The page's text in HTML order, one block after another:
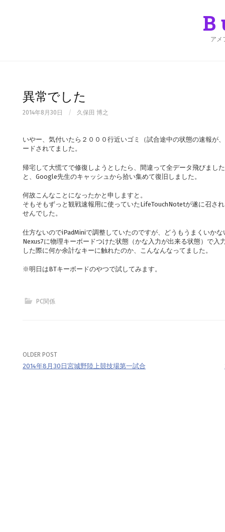
アメ
異常でした
2014年8月30日 / 久保田 博之
いやー、気付いたら２０００行近いゴミ（試合途中の状態の速報が
ードされてました。
帰宅して大慌てで修復しようとしたら、間違って全データ飛びまし
と、Google先生のキャッシュから拾い集めて復旧しました。
何故こんなことになったかと申しますと。
そもそもずっと観戦速報用に使っていたLifeTouchNotetが遂に召さ
せんでした。
仕方ないのでiPadMiniで調整していたのですが、どうもうまくいか
Nexus7に物理キーボードつけた状態（かな入力が出来る状態）で入
した際に何か余計なキーに触れたのか、こんなんなってました。
※明日はBTキーボードのやつで試してみます。
PC関係
Post
OLDER POST
2014年8月30日宮城野陸上競技場第一試合